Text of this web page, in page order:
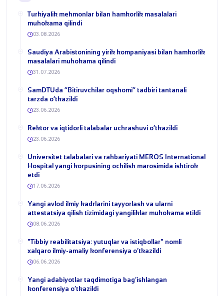
Turkiyalik mehmonlar bilan hamkorlik masalalari
muhokama qilindi
03.08.2026
​Saudiya Arabistonining yirik kompaniyasi bilan hamkorlik
masalalari muhokama qilindi
31.07.2026
​SamDTUda “Bitiruvchilar oqshomi” tadbiri tantanali
tarzda o‘tkazildi
23.06.2026
​Rektor va iqtidorli talabalar uchrashuvi o‘tkazildi
23.06.2026
Universitet talabalari va rahbariyati MEROS International
Hospital yangi korpusining ochilish marosimida ishtirok
etdi
17.06.2026
Yangi avlod ilmiy kadrlarini tayyorlash va ularni
attestatsiya qilish tizimidagi yangiliklar muhokama etildi
08.06.2026
​"Tibbiy reabilitatsiya: yutuqlar va istiqbollar" nomli
xalqaro ilmiy-amaliy konferensiya o‘tkazildi
06.06.2026
​Yangi adabiyotlar taqdimotiga bag‘ishlangan
konferensiya o‘tkazildi